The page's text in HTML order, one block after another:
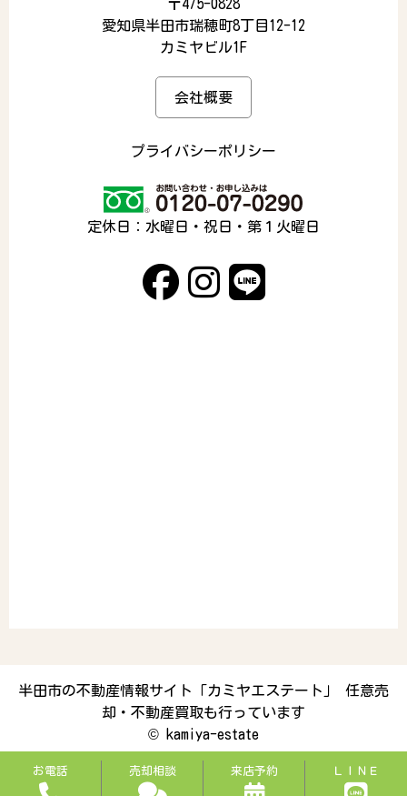
〒475-0828
愛知県半田市瑞穂町8丁目12-12
カミヤビル1F
会社概要
プライバシーポリシー
定休日：水曜日・祝日・第１火曜日
半田市の不動産情報サイト「カミヤエステート」 任意売
却・不動産買取も行っています
©
kamiya-estate
お電話 売却相談 来店予約 ＬＩＮＥ